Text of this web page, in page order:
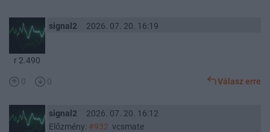
signal2 2026. 07. 20. 16:19
r 2.490
0 0 Válasz erre
signal2
2026. 07. 20. 16:12
Előzmény: #932 vcsmate